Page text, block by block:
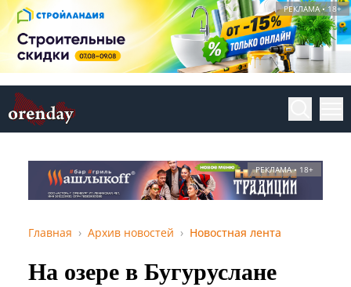
РЕКЛАМА • 18+
РЕКЛАМА • 18+
Главная Архив новостей Новостная лента
На озере в Бугуруслане